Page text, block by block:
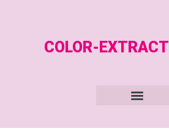
COLOR-EXTRACT